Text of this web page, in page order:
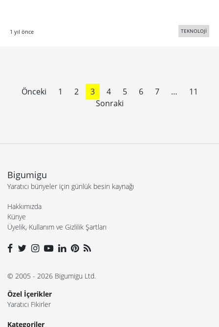
1 yıl önce TEKNOLOJİ
Önceki 1 2 3 4 5 6 7 …
11
Sonraki
Bigumigu
Yaratıcı bünyeler için günlük besin kaynağı
Hakkımızda
Künye
Üyelik, Kullanım ve Gizlilik Şartları
© 2005 - 2026 Bigumigu Ltd.
Özel İçerikler
Yaratıcı Fikirler
Kategoriler